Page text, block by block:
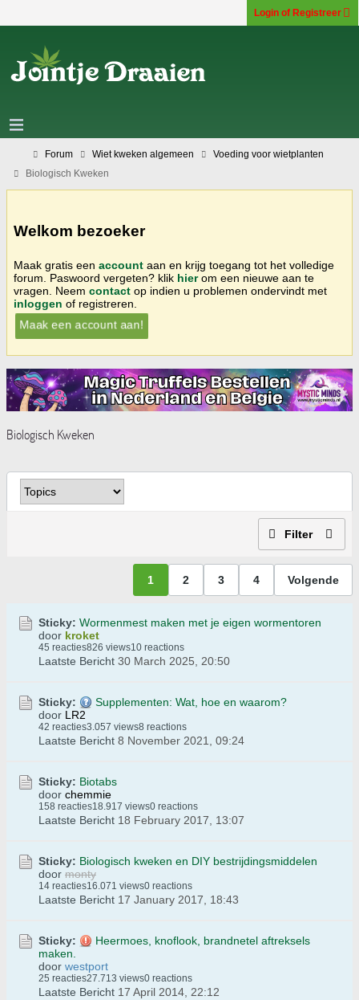
Login of Registreer
Forum Wiet kweken algemeen
Voeding voor wietplanten
Biologisch Kweken
Welkom bezoeker
Maak gratis een account aan en krijg toegang tot het volledige
forum. Paswoord vergeten? klik hierom een nieuwe aan te
vragen. Neem contact op indien u problemen ondervindt met
inloggen of registreren.
Maak een account aan!
Biologisch Kweken
Filter
1 2 3 4 Volgende
Sticky: Wormenmest maken met je eigen wormentoren
door kroket
45 reacties826 views10 reactions
Laatste Bericht 30 March 2025, 20:50
Sticky:
Supplementen: Wat, hoe en waarom?
door LR2
42 reacties3.057 views8 reactions
Laatste Bericht 8 November 2021, 09:24
Sticky: Biotabs
door chemmie
158 reacties18.917 views0 reactions
Laatste Bericht 18 February 2017, 13:07
Sticky: Biologisch kweken en DIY bestrijdingsmiddelen
door monty
14 reacties16.071 views0 reactions
Laatste Bericht 17 January 2017, 18:43
Sticky:
Heermoes, knoflook, brandnetel aftreksels
maken.
door westport
25 reacties27.713 views0 reactions
Laatste Bericht 17 April 2014, 22:12